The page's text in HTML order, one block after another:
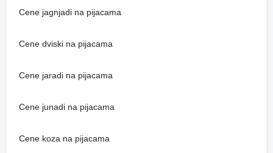
Cene jagnjadi na pijacama
Cene dviski na pijacama
Cene jaradi na pijacama
Cene junadi na pijacama
Cene koza na pijacama